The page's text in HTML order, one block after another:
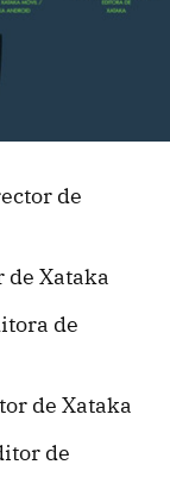
de
de Xataka
de
de Xataka
de